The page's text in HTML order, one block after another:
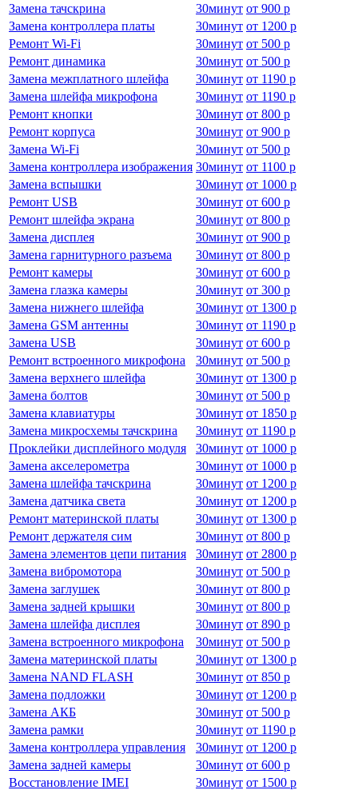
Замена тачскрина
30минут от 900 р
Замена контроллера платы
30минут от 1200 р
Ремонт Wi-Fi
30минут от 500 р
Ремонт динамика
30минут от 500 р
Замена межплатного шлейфа
30минут от 1190 р
Замена шлейфа микрофона
30минут от 1190 р
Ремонт кнопки
30минут от 800 р
Ремонт корпуса
30минут от 900 р
Замена Wi-Fi
30минут от 500 р
Замена контроллера изображения 30минут от 1100 р
Замена вспышки
30минут от 1000 р
Ремонт USB
30минут от 600 р
Ремонт шлейфа экрана
30минут от 800 р
Замена дисплея
30минут от 900 р
Замена гарнитурного разъема
30минут от 800 р
Ремонт камеры
30минут от 600 р
Замена глазка камеры
30минут от 300 р
Замена нижнего шлейфа
30минут от 1300 р
Замена GSM антенны
30минут от 1190 р
Замена USB
30минут от 600 р
Ремонт встроенного микрофона
30минут от 500 р
Замена верхнего шлейфа
30минут от 1300 р
Замена болтов
30минут от 500 р
Замена клавиатуры
30минут от 1850 р
Замена микросхемы тачскрина
30минут от 1190 р
Проклейки дисплейного модуля
30минут от 1000 р
Замена акселерометра
30минут от 1000 р
Замена шлейфа тачскрина
30минут от 1200 р
Замена датчика света
30минут от 1200 р
Ремонт материнской платы
30минут от 1300 р
Ремонт держателя сим
30минут от 800 р
Замена элементов цепи питания
30минут от 2800 р
Замена вибромотора
30минут от 500 р
Замена заглушек
30минут от 800 р
Замена задней крышки
30минут от 800 р
Замена шлейфа дисплея
30минут от 890 р
Замена встроенного микрофона
30минут от 500 р
Замена материнской платы
30минут от 1300 р
Замена NAND FLASH
30минут от 850 р
Замена подложки
30минут от 1200 р
Замена АКБ
30минут от 500 р
Замена рамки
30минут от 1190 р
Замена контроллера управления
30минут от 1200 р
Замена задней камеры
30минут от 600 р
Восстановление IMEI
30минут от 1500 р